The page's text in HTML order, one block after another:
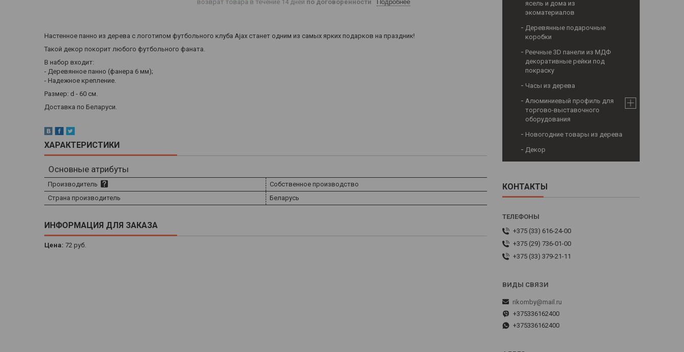
возврат товара в течение 14 дней по договоренности Подробнее
Настенное панно из дерева с логотипом футбольного клуба Ajax станет одним из самых ярких подарков на праздник!
Такой декор покорит любого футбольного фаната.
В набор входит:
- Деревянное панно (фанера 6 мм);
- Надежное крепление.
Размер: d - 60 см.
Доставка по Беларуси.
ХАРАКТЕРИСТИКИ
Основные атрибуты
Производитель
Собственное производство
Страна производитель
Беларусь
ИНФОРМАЦИЯ ДЛЯ ЗАКАЗА
Цена: 72 руб.
ясель и дома из
экоматериалов
Деревянные подарочные
коробки
Реечные 3D панели из МДФ
декоративные рейки под
покраску
Часы из дерева
Алюминиевый профиль для
торгово-выставочного
оборудования
Новогодние товары из дерева
Декор
КОНТАКТЫ
+375 (33) 616-24-00
+375 (29) 736-01-00
+375 (33) 379-21-11
rikomby@mail.ru
+375336162400
+375336162400